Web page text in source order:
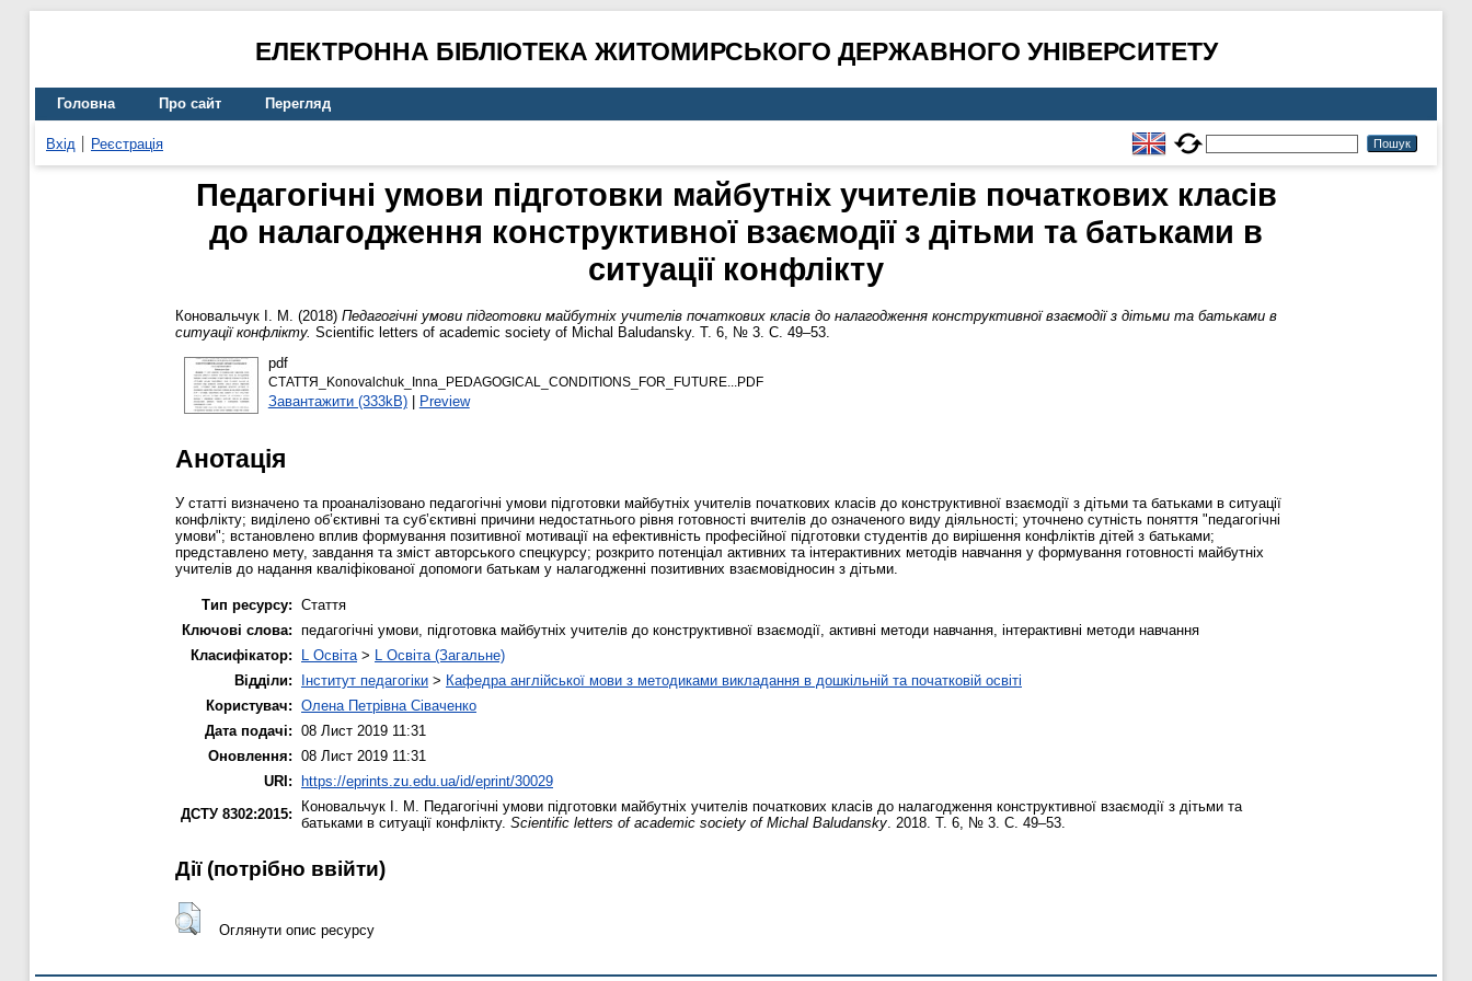
ЕЛЕКТРОННА БІБЛІОТЕКА ЖИТОМИРСЬКОГО ДЕРЖАВНОГО УНІВЕРСИТЕТУ
Головна Про сайт Перегляд
Вхід Реєстрація
Педагогічні умови підготовки майбутніх учителів початкових класів
до налагодження конструктивної взаємодії з дітьми та батьками в
ситуації конфлікту
Коновальчук І. М. (2018) Педагогічні умови підготовки майбутніх учителів початкових класів до налагодження конструктивної взаємодії з дітьми та батьками в
ситуації конфлікту. Scientific letters of academic society of Michal Baludansky. Т. 6, № 3. С. 49–53.
pdf
СТАТТЯ_Konovalchuk_Inna_PEDAGOGICAL_CONDITIONS_FOR_FUTURE...PDF
Завантажити (333kB)| Preview
Анотація
У статті визначено та проаналізовано педагогічні умови підготовки майбутніх учителів початкових класів до конструктивної взаємодії з дітьми та батьками в ситуації
конфлікту; виділено об’єктивні та суб’єктивні причини недостатнього рівня готовності вчителів до означеного виду діяльності; уточнено сутність поняття "педагогічні
умови"; встановлено вплив формування позитивної мотивації на ефективність професійної підготовки студентів до вирішення конфліктів дітей з батьками;
представлено мету, завдання та зміст авторського спецкурсу; розкрито потенціал активних та інтерактивних методів навчання у формування готовності майбутніх
учителів до надання кваліфікованої допомоги батькам у налагодженні позитивних взаємовідносин з дітьми.
Тип ресурсу: Стаття
Ключові слова: педагогічні умови, підготовка майбутніх учителів до конструктивної взаємодії, активні методи навчання, інтерактивні методи навчання
Класифікатор:
L Освіта > L Освіта (Загальне)
Відділи:
Інститут педагогіки > Кафедра англійської мови з методиками викладання в дошкільній та початковій освіті
Користувач: Олена Петрівна Сіваченко
Дата подачі: 08 Лист 2019 11:31
Оновлення: 08 Лист 2019 11:31
URI: https://eprints.zu.edu.ua/id/eprint/30029
ДСТУ 8302:2015:
Коновальчук І. М.
Педагогічні умови підготовки майбутніх учителів початкових класів до налагодження конструктивної взаємодії з дітьми та
батьками в ситуації конфлікту. Scientific letters of academic society of Michal Baludansky . 2018. Т. 6, № 3. С. 49–53.
Дії ​​(потрібно ввійти)
Оглянути опис ресурсу